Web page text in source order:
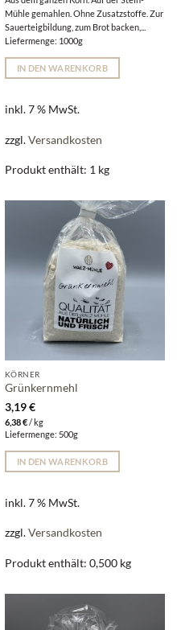
Mühle gemahlen. Ohne Zusatzstoffe. Zur
Sauerteigbildung, zum Brot backen,...
Liefermenge: 1000g
IN DEN WARENKORB
inkl. 7 % MwSt.
zzgl.Versandkosten
Produkt enthält: 1 kg
KÖRNER
Grünkernmehl
3,19€
6,38€/kg
Liefermenge: 500g
IN DEN WARENKORB
inkl. 7 % MwSt.
zzgl.Versandkosten
Produkt enthält: 0,500 kg